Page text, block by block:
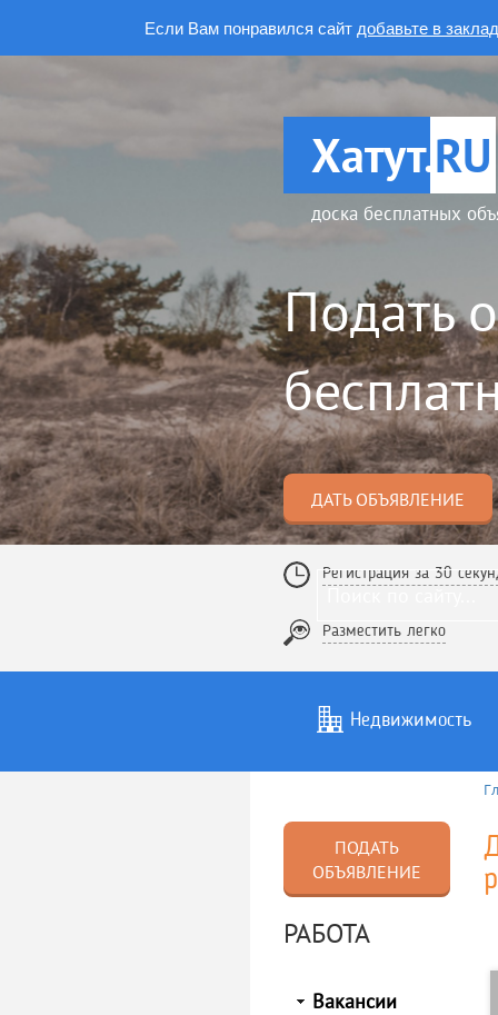
Если Вам понравился сайт добавьте в
Хатут.RU
доска бесплатных
Подать
ДАТЬ ОБЪЯВЛЕНИЕ
Регистрация за 30
Разместить легко
Недвижимость
Услуги
ПОДАТЬ
ОБЪЯВЛЕНИЕ
РАБОТА
Вакансии